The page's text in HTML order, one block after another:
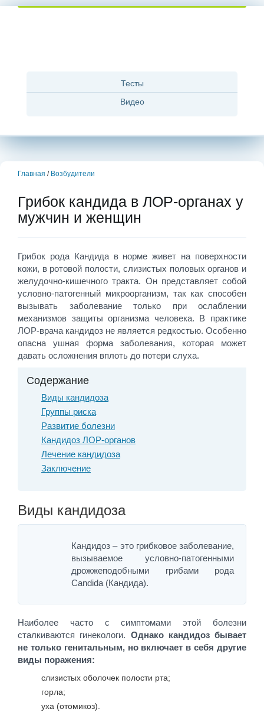
Тесты
Видео
Главная / Возбудители
Грибок кандида в ЛОР-органах у
мужчин и женщин
Грибок рода Кандида в норме живет на поверхности
кожи, в ротовой полости, слизистых половых органов и
желудочно-кишечного тракта. Он представляет собой
условно-патогенный микроорганизм, так как способен
вызывать заболевание только при ослаблении
механизмов защиты организма человека. В практике
ЛОР-врача кандидоз не является редкостью. Особенно
опасна ушная форма заболевания, которая может
давать осложнения вплоть до потери слуха.
Содержание
Виды кандидоза
Группы риска
Развитие болезни
Кандидоз ЛОР-органов
Лечение кандидоза
Заключение
Виды кандидоза
Кандидоз – это грибковое заболевание,
вызываемое условно-патогенными
дрожжеподобными грибами рода
Candida (Кандида).
Наиболее часто с симптомами этой болезни
сталкиваются гинекологи. Однако кандидоз бывает
не только генитальным, но включает в себя другие
виды поражения:
слизистых оболочек полости рта;
горла;
уха (отомикоз).